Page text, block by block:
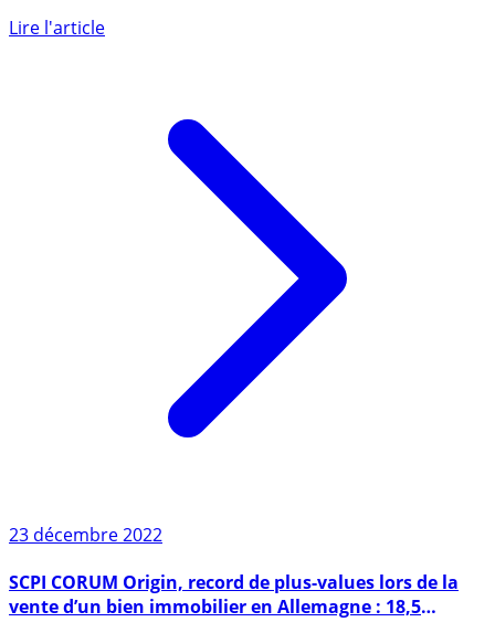
acquisition avec l’achat d’un immeuble de bureaux à
23 décembre 2022